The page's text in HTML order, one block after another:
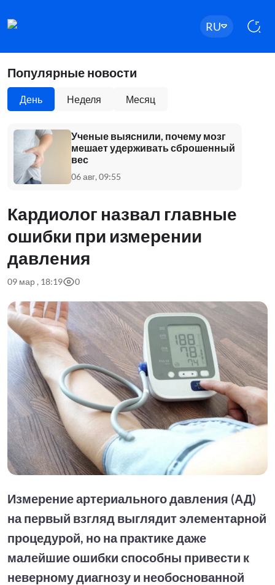
RU
Популярные новости
День Неделя Месяц
Ученые выяснили, почему мозг
мешает удерживать сброшенный
вес
06 авг, 09:55
Кардиолог назвал главные
ошибки при измерении
давления
09 мар , 18:19 0
Измерение артериального давления (АД)
на первый взгляд выглядит элементарной
процедурой, но на практике даже
малейшие ошибки способны привести к
неверному диагнозу и необоснованной